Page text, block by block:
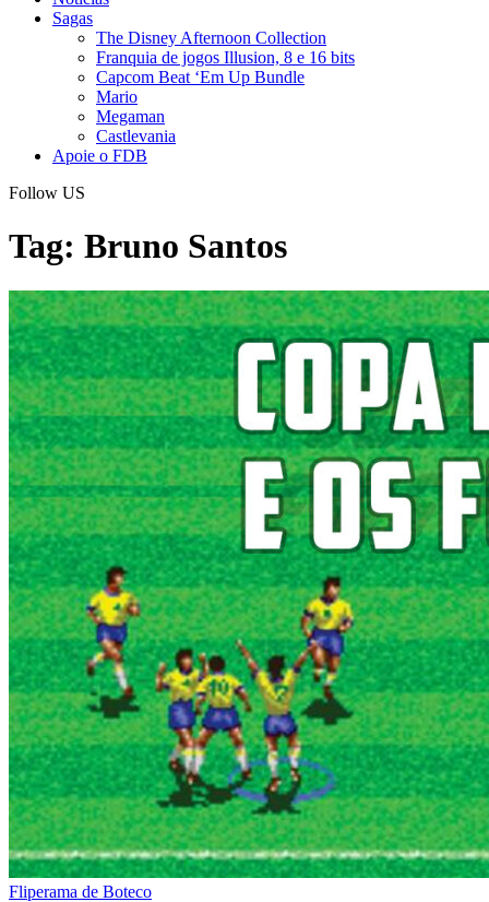
Sagas
The Disney Afternoon Collection
Franquia de jogos Illusion, 8 e 16 bits
Capcom Beat ‘Em Up Bundle
Mario
Megaman
Castlevania
Apoie o FDB
Follow US
Tag: Bruno Santos
Fliperama de Boteco